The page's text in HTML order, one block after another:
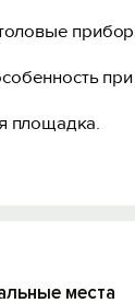
площадка.
и
места